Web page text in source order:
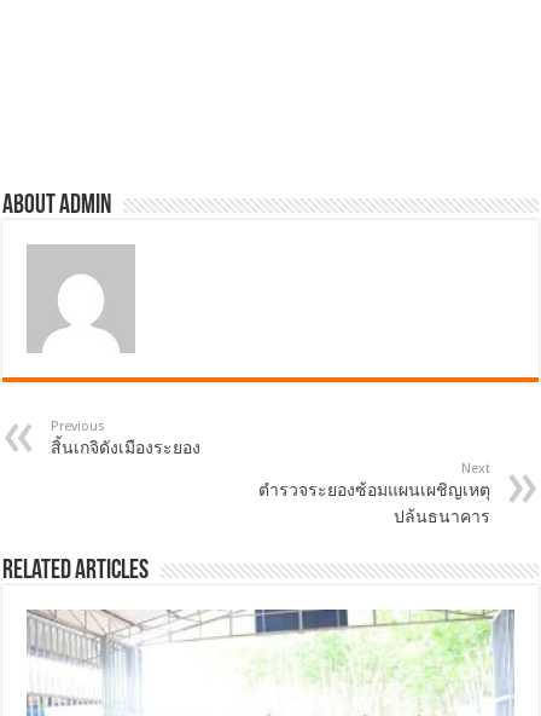
About admin
Previous
สิ้นเกจิดังเมืองระยอง
Next
ตำรวจระยองซ้อมแผนเผชิญเหตุ
ปล้นธนาคาร
Related Articles